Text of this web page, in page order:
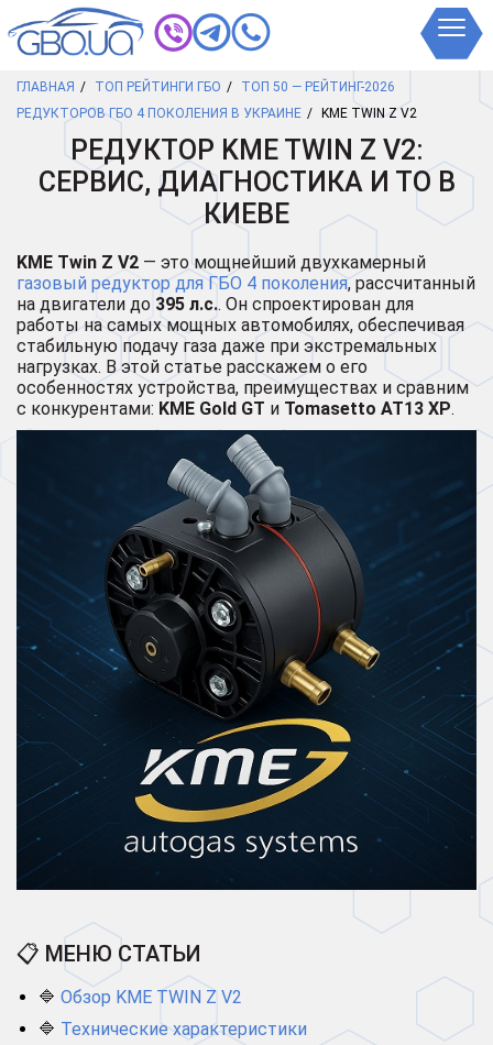
ГЛАВНАЯ ТОП РЕЙТИНГИ ГБО
ТОП 50 — РЕЙТИНГ-2026
РЕДУКТОРОВ ГБО 4 ПОКОЛЕНИЯ В УКРАИНЕ
KME TWIN Z V2
РЕДУКТОР KME TWIN Z V2:
СЕРВИС, ДИАГНОСТИКА И ТО В
КИЕВЕ
KME Twin Z V2 — это мощнейший двухкамерный
газовый редуктор для ГБО 4 поколения, рассчитанный
на двигатели до 395 л.с.. Он спроектирован для
работы на самых мощных автомобилях, обеспечивая
стабильную подачу газа даже при экстремальных
нагрузках. В этой статье расскажем о его
особенностях устройства, преимуществах и сравним
с конкурентами: KME Gold GT и Tomasetto AT13 XP.
📋 МЕНЮ СТАТЬИ
🔷 Обзор KME TWIN Z V2
🔷 Технические характеристики